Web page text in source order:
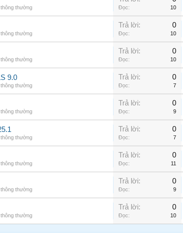
thường Đọc: 10
thường
Trả lời: 0
Đọc: 10
thường
Trả lời: 0
Đọc: 10
9.0
thường
Trả lời: 0
Đọc: 7
thường
Trả lời: 0
Đọc: 9
thường
Trả lời: 0
Đọc: 7
thường
Trả lời: 0
Đọc: 11
thường
Trả lời: 0
Đọc: 9
thường
Trả lời: 0
Đọc: 10